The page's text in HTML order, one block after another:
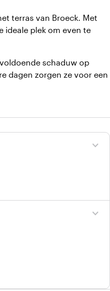
terras van Broeck. Met
ideale plek om even te
schaduw op
dagen zorgen ze voor een
expand_more
expand_more